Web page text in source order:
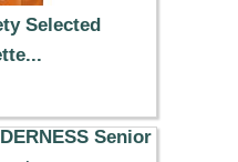
Selected
€
Senior